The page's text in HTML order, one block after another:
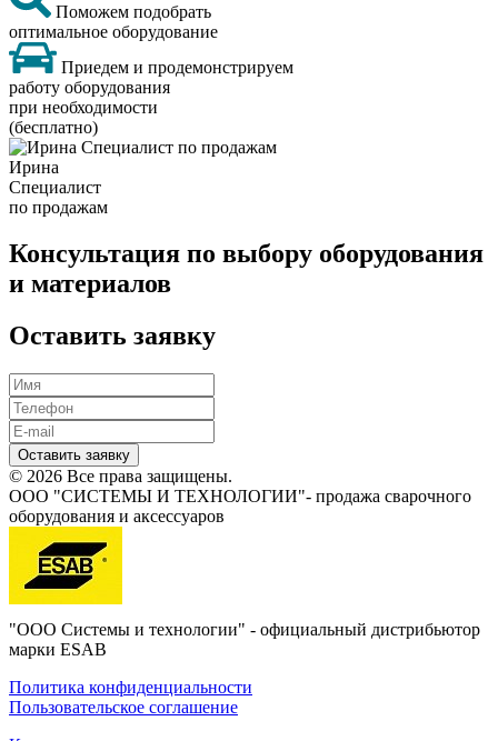
Поможем подобрать
оптимальное оборудование
Приедем и продемонстрируем
работу оборудования
при необходимости
(бесплатно)
Ирина
Специалист
по продажам
Консультация по выбору оборудования
и материалов
Оставить заявку
Оставить заявку
© 2026 Все права защищены.
ООО "СИСТЕМЫ И ТЕХНОЛОГИИ"- продажа сварочного
оборудования и аксессуаров
"ООО Системы и технологии" - официальный дистрибьютор
марки ESAB
Политика конфиденциальности
Пользовательское соглашение